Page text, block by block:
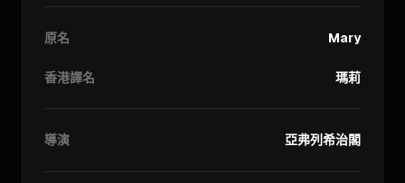
原名 Mary
香港譯名 瑪莉
導演 亞弗列希治閣